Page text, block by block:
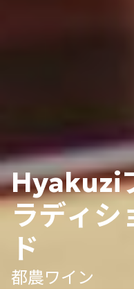
Hyakuzi
ラディシ
ド
都農ワイン